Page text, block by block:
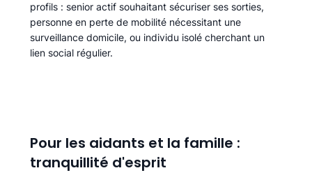
profils : senior actif souhaitant sécuriser ses sorties,
personne en perte de mobilité nécessitant une
surveillance domicile, ou individu isolé cherchant un
lien social régulier.
Pour les aidants et la famille :
tranquillité d'esprit